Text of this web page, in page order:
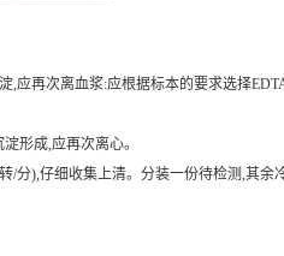
再次离血浆:应根据标本的要求选择
形成,应再次离心。
/分),仔细收集上清。分装一份待检测,其